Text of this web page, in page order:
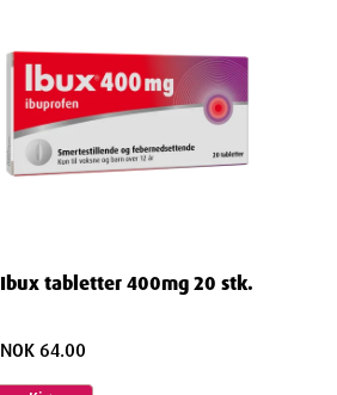
Ibux tabletter 400mg 20 stk.
NOK 64.00